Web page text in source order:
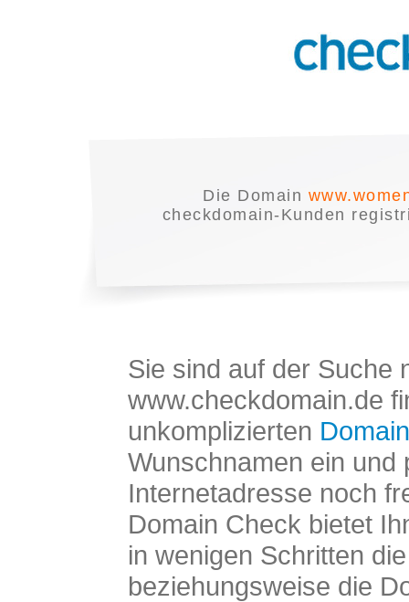
Die Domain
checkdomain-Kunden
Sie sind auf der Suche
www.checkdomain.de
unkomplizierten
Wunschnamen ein und
Internetadresse noch
Domain Check bietet
in wenigen Schritten
beziehungsweise die